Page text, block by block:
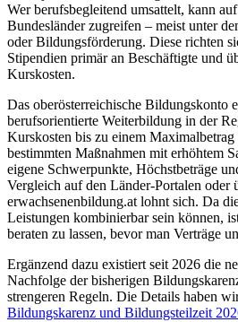
Wer berufsbegleitend umsattelt, kann
Bundesländer zugreifen – meist unter
oder Bildungsförderung. Diese richten
Stipendien primär an Beschäftigte und
Kurskosten.
Das oberösterreichische Bildungskonto
berufsorientierte Weiterbildung in der
Kurskosten bis zu einem
bestimmten Maßnahmen mit erhöhtem
eigene Schwerpunkte, Höchstbeträge
Vergleich auf den Länder-Portalen oder
erwachsenenbildung.at lohnt sich. Da
Leistungen kombinierbar sein können,
beraten zu lassen, bevor man Verträge
Ergänzend dazu existiert seit 2026 die
Nachfolge der bisherigen
strengeren Regeln. Die Details haben
Bildungskarenz und Bildungsteilzeit